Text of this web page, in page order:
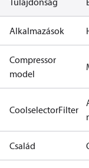
Alkalmazások
Compressor
model
CoolselectorFilter
Család